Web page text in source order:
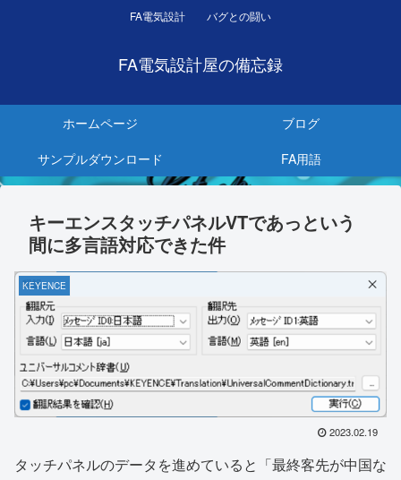
FA電気設計 バグとの闘い
FA電気設計屋の備忘録
ホームページ
ブログ
サンプルダウンロード
FA用語
キーエンスタッチパネルVTであっという
間に多言語対応できた件
KEYENCE
2023.02.19
タッチパネルのデータを進めていると「最終客先が中国な